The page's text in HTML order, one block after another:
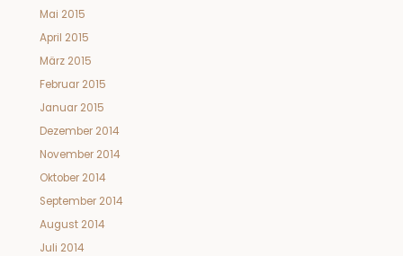
Mai 2015
April 2015
März 2015
Februar 2015
Januar 2015
Dezember 2014
November 2014
Oktober 2014
September 2014
August 2014
Juli 2014